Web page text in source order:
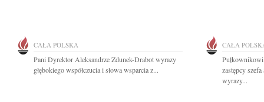
CAŁA POLSKA
Pani Dyrektor Aleksandrze Zdunek-Drabot wyrazy
głębokiego współczucia i słowa wsparcia z...
CAŁA
zastępcy
wyrazy...